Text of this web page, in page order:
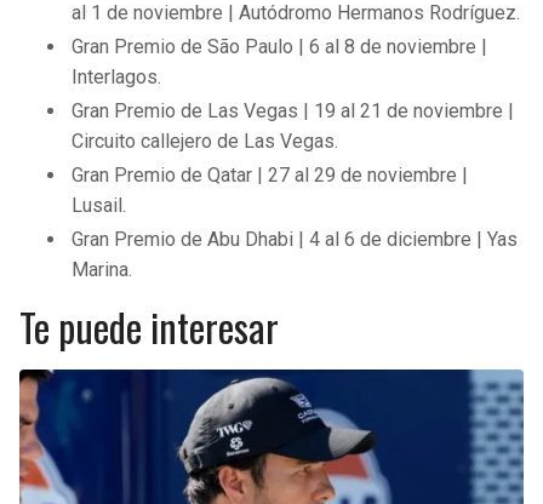
al 1 de noviembre | Autódromo Hermanos Rodríguez.
Gran Premio de São Paulo | 6 al 8 de noviembre |
Interlagos.
Gran Premio de Las Vegas | 19 al 21 de noviembre |
Circuito callejero de Las Vegas.
Gran Premio de Qatar | 27 al 29 de noviembre |
Lusail.
Gran Premio de Abu Dhabi | 4 al 6 de diciembre | Yas
Marina.
Te puede interesar